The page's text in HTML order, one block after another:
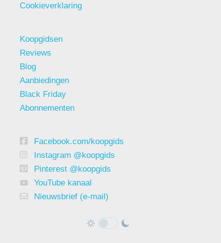
Cookieverklaring
Koopgidsen
Reviews
Blog
Aanbiedingen
Black Friday
Abonnementen
Facebook.com/koopgids
Instagram @koopgids
Pinterest @koopgids
YouTube kanaal
Nieuwsbrief (e-mail)